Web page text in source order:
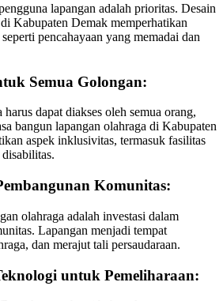
lapangan adalah prioritas. Desain
Kabupaten Demak memperhatikan
pencahayaan yang memadai dan
Semua Golongan:
dapat diakses oleh semua orang,
bangun lapangan olahraga di Kabupaten
aspek inklusivitas, termasuk fasilitas
Komunitas:
olahraga adalah investasi dalam
Lapangan menjadi tempat
dan merajut tali persaudaraan.
untuk Pemeliharaan: